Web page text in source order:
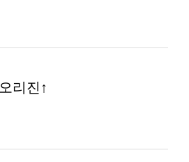
리진↑